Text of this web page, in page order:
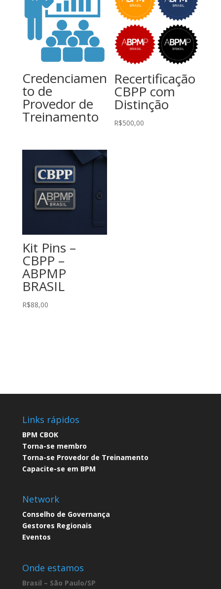
Credenciamen
to de
Provedor de
Treinamento
Recertificação
CBPP com
Distinção
R$500,00
Kit Pins –
CBPP –
ABPMP
BRASIL
R$88,00
Links rápidos
BPM CBOK​
Torna-se membro​
Torna-se Provedor de Treinamento​
Capacite-se em BPM​
Network
Conselho de Governança​
Gestores Regionais
Eventos
Onde estamos
Brasil – São Paulo/SP